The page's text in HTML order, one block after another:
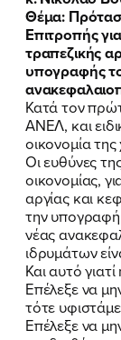
Θέμα:
Επιτροπής
τραπεζικής
υπογραφής
Κατά τον
ΑΝΕΛ, και
οικονομία
Οι ευθύνες
οικονομίας,
αργίας και
την
νέας
ιδρυμάτων
Και αυτό
Επέλεξε να
τότε
Επέλεξε να